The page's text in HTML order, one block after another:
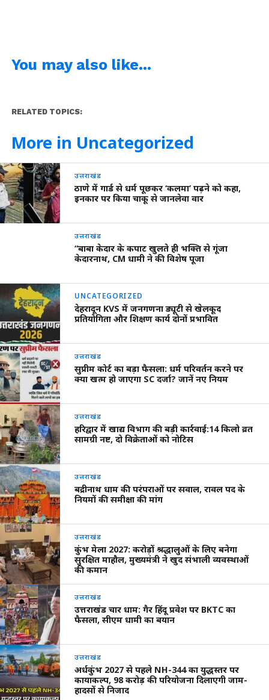
You may also like...
RELATED TOPICS:
More in Uncategorized
उत्तराखंड
ठाणे में गार्ड से धर्म पूछकर ‘कलमा’ पढ़ने को कहा,
इनकार पर किया चाकू से जानलेवा वार
उत्तराखंड
“बाबा केदार के कपाट खुलते ही भक्ति से गूंजा
केदारनाथ, CM धामी ने की विशेष पूजा
UNCATEGORIZED
देहरादून KVS में जनगणना ड्यूटी से खेलकूद
प्रतियोगिता और शिक्षण कार्य दोनों प्रभावित
उत्तराखंड
सुप्रीम कोर्ट का बड़ा फैसला: धर्म परिवर्तन करने पर
क्या खत्म हो जाएगा SC दर्जा? जानें नए नियम
उत्तराखंड
हरिद्वार में खाद्य विभाग की बड़ी कार्रवाई:14 किलो व्रत
सामग्री नष्ट, दो विक्रेताओं को नोटिस
उत्तराखंड
बद्रीनाथ धाम की परंपराओं पर सवाल, रावल पद के
नियमों की समीक्षा की मांग
उत्तराखंड
कुंभ मेला 2027: करोड़ों श्रद्धालुओं के लिए बनेगा
सुरक्षित माहौल, मुख्यमंत्री ने खुद संभाली व्यवस्थाओं
की कमान
उत्तराखंड
उत्तराखंड चार धाम: गैर हिंदू प्रवेश पर BKTC का
फैसला, सीएम धामी का बयान
उत्तराखंड
अर्धकुंभ 2027 से पहले NH-344 का युद्धस्तर पर
कायाकल्प, 98 करोड़ की परियोजना दिलाएगी जाम-
हादसों से निजाद